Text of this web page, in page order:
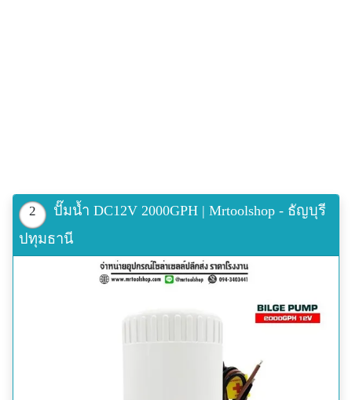
2
ปั๊มน้ำ DC12V 2000GPH | Mrtoolshop - ธัญบุรี
ปทุมธานี